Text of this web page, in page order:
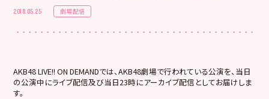
2018.05.25 劇場配信
AKB48 LIVE!! ON DEMANDでは、AKB48劇場で行われている公演を、当日
の公演中にライブ配信及び当日23時にアーカイブ配信としてお届けしま
す。